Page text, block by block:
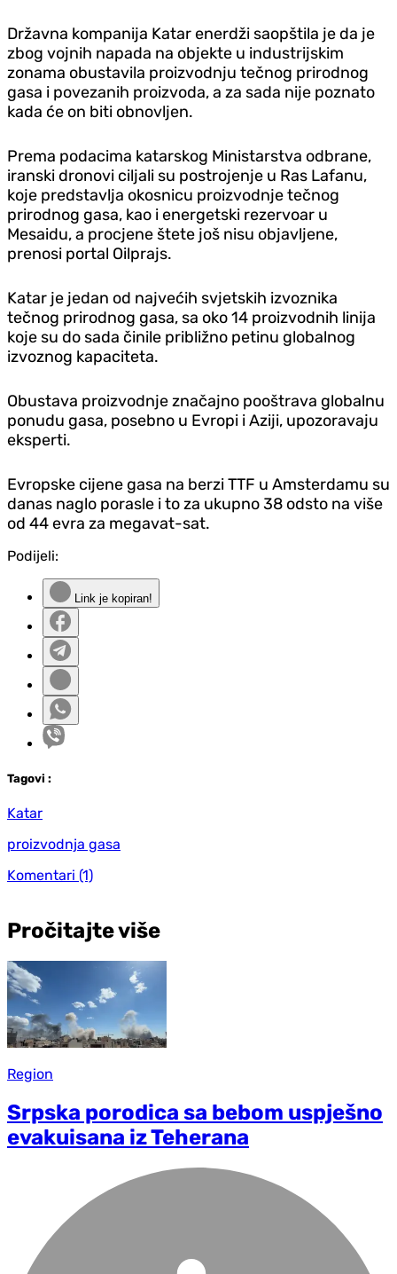
Državna kompanija Katar enerdži saopštila je da je
zbog vojnih napada na objekte u industrijskim
zonama obustavila proizvodnju tečnog prirodnog
gasa i povezanih proizvoda, a za sada nije poznato
kada će on biti obnovljen.
Prema podacima katarskog Ministarstva odbrane,
iranski dronovi ciljali su postrojenje u Ras Lafanu,
koje predstavlja okosnicu proizvodnje tečnog
prirodnog gasa, kao i energetski rezervoar u
Mesaidu, a procjene štete još nisu objavljene,
prenosi portal Oilprajs.
Katar je jedan od najvećih svjetskih izvoznika
tečnog prirodnog gasa, sa oko 14 proizvodnih linija
koje su do sada činile približno petinu globalnog
izvoznog kapaciteta.
Obustava proizvodnje značajno pooštrava globalnu
ponudu gasa, posebno u Evropi i Aziji, upozoravaju
eksperti.
Evropske cijene gasa na berzi TTF u Amsterdamu su
danas naglo porasle i to za ukupno 38 odsto na više
od 44 evra za megavat-sat.
Podijeli:
Link je kopiran!
Tagovi :
Katar
proizvodnja gasa
Komentari (1)
Pročitajte više
Region
Srpska porodica sa bebom uspješno
evakuisana iz Teherana